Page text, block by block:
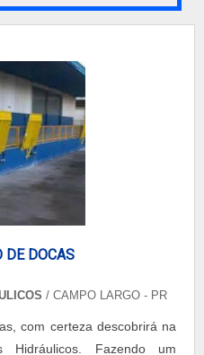
DE DOCAS
/ CAMPO LARGO - PR
com certeza descobrirá na
Hidráulicos. Fazendo um